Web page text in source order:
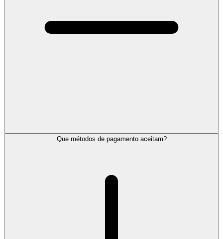
Que métodos de pagamento aceitam?